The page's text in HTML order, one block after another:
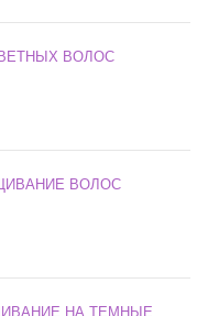
ВОЛОС
ВОЛОС
НА ТЕМНЫЕ